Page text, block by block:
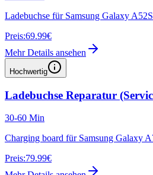
Ladebuchse für Samsung Galaxy
Preis:69.99€
Mehr Details ansehen
Hochwertig
Ladebuchse Reparatur
30-60 Min
Charging board für Samsung Galaxy
Preis:79.99€